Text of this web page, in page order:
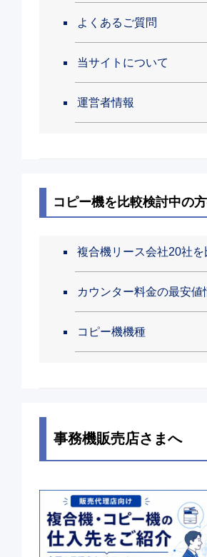
よくあるご質問
当サイトについて
運営者情報
コピー機を比較検討中の
複合機リース会社20社を
カウンター料金の最安値
コピー機機種
事務機販売店さまへ